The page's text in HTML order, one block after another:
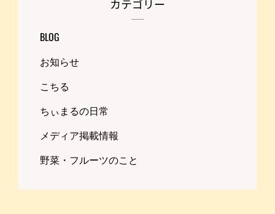
カテゴリー
BLOG
お知らせ
こちる
ちぃまるの日常
メディア掲載情報
野菜・フルーツのこと